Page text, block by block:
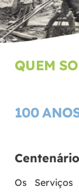
QUEM
100
Os Serviços